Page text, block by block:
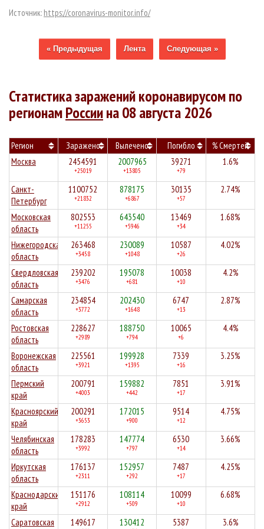
Источник: https://coronavirus-monitor.info/
« Предыдущая Лента Следующая »
Статистика заражений коронавирусом по
регионамРоссиина 08 августа 2026
Регион Заражено Вылечено Погибло
% Смертей
Москва
2454591
+25019
2007965
+13805
39271
+79
1.6%
Санкт-
Петербург
1100752
+21832
878175
+6867
30135
+57
2.74%
Московская
область
802553
+11255
643540
+5946
13469
+34
1.68%
Нижегородская
область
263468
+3458
230089
+1048
10587
+26
4.02%
Свердловская
область
239202
+3476
195078
+681
10038
+10
4.2%
Самарская
область
234854
+3772
202430
+1648
6747
+13
2.87%
Ростовская
область
228627
+2989
188750
+794
10065
+6
4.4%
Воронежская
область
225561
+3921
199928
+1395
7339
+16
3.25%
Пермский
край
200791
+4003
159882
+442
7851
+17
3.91%
Красноярский
край
200291
+3653
172015
+900
9514
+12
4.75%
Челябинская
область
178283
+3992
147774
+797
6530
+14
3.66%
Иркутская
область
176137
+2311
152957
+292
7487
+17
4.25%
Краснодарский
край
151176
+2912
108114
+509
10099
+10
6.68%
Саратовская
149617 130412 5387 3.6%